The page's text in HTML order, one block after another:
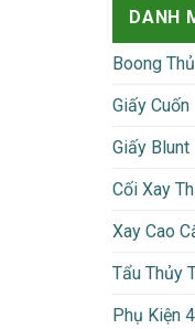
DANH
Boong
Giấy Cuốn
Giấy Blunt
Cối Xay
Xay Cao
Tẩu Thủy
Phụ Kiện